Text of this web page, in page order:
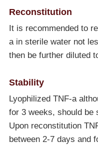
Reconstitution
It is recommended to
a in sterile water not
then be further diluted
Stability
Lyophilized TNF-a
for 3 weeks, should be
Upon reconstitution
between 2-7 days and